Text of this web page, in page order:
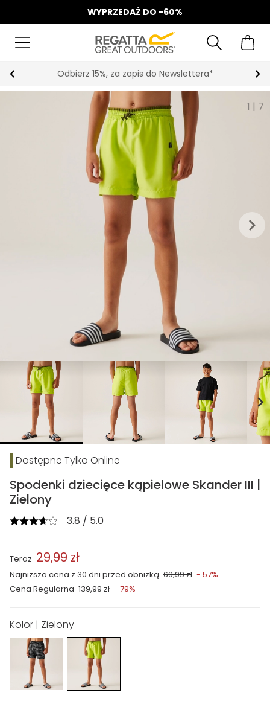
WYPRZEDAŻ DO -60%
Odbierz 15%, za zapis do Newslettera*
1 | 7
keyboard_arrow_right
chevron_right
Dostępne Tylko Online
Spodenki dziecięce kąpielowe Skander III |
Zielony
3.8 / 5.0
Cena Regularna 139,99 zł - 79%
Najniższa cena z 30 dni przed obniżką 69,99 zł - 57%
Teraz 29,99 zł
Kolor | Zielony